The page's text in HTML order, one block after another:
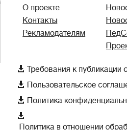
О проекте
Контакты
Рекламодателям
 Требования к публикации
 Пользовательское
 Политика

Политика в отношении